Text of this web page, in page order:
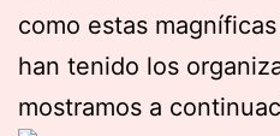
como estas
han tenido los
mostramos a